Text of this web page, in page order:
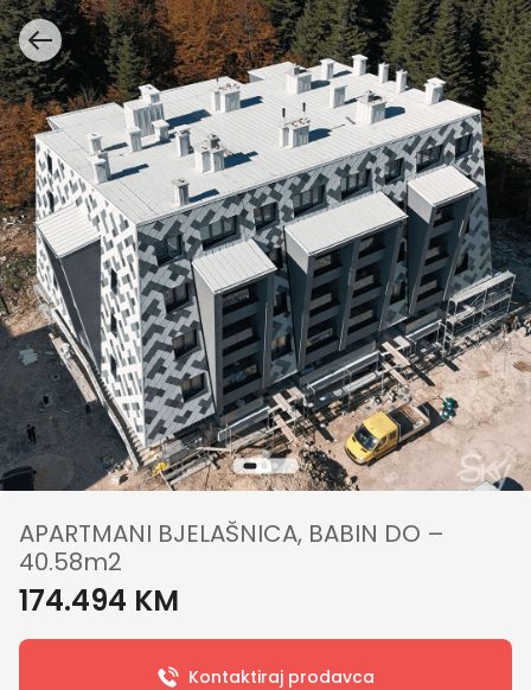
APARTMANI BJELAŠNICA, BABIN DO –
40.58m2
174.494 KM
Kontaktiraj prodavca